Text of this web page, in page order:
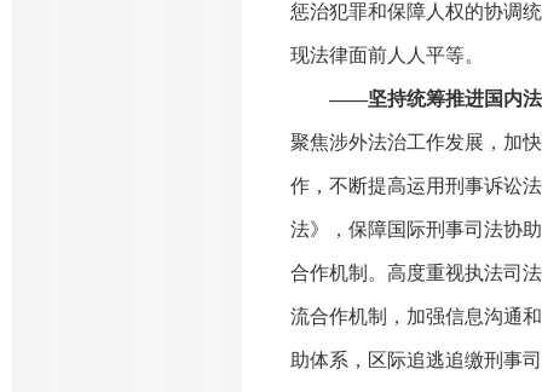
惩治犯罪和保障人权的协调
现法律面前人人平等。
——坚持统筹推进国内法
聚焦涉外法治工作发展，加
作，不断提高运用刑事诉讼
法》，保障国际刑事司法协
合作机制。高度重视执法司
流合作机制，加强信息沟通
助体系，区际追逃追缴刑事